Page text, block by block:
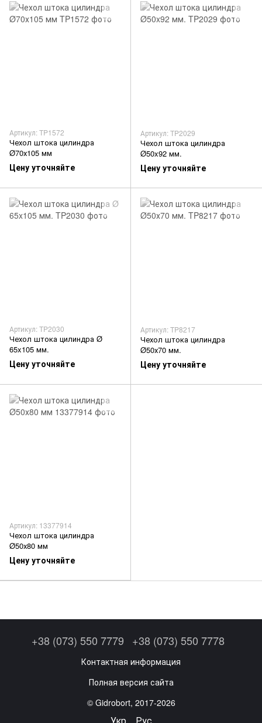
Артикул: TP1572
Чехол штока цилиндра
Ø70х105 мм
Цену уточняйте
Артикул: TP2029
Чехол штока цилиндра
Ø50x92 мм.
Цену уточняйте
Артикул: TP2030
Чехол штока цилиндра Ø
65x105 мм.
Цену уточняйте
Артикул: TP8217
Чехол штока цилиндра
Ø50х70 мм.
Цену уточняйте
Артикул: 13377914
Чехол штока цилиндра
Ø50х80 мм
Цену уточняйте
+38 (073) 550 7779 +38 (073) 550 7778
Контактная информация
Полная версия сайта
© Gidrobort, 2017-2026
Укр Рус